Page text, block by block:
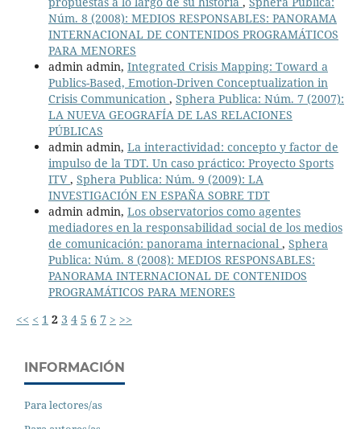
Núm. 8 (2008): MEDIOS RESPONSABLES: PANORAMA
INTERNACIONAL DE CONTENIDOS PROGRAMÁTICOS
PARA MENORES
admin admin, Integrated Crisis Mapping: Toward a
Publics-Based, Emotion-Driven Conceptualization in
Crisis Communication , Sphera Publica: Núm. 7 (2007):
LA NUEVA GEOGRAFÍA DE LAS RELACIONES
PÚBLICAS
admin admin, La interactividad: concepto y factor de
impulso de la TDT. Un caso práctico: Proyecto Sports
ITV, Sphera Publica: Núm. 9 (2009): LA
INVESTIGACIÓN EN ESPAÑA SOBRE TDT
admin admin, Los observatorios como agentes
mediadores en la responsabilidad social de los medios
de comunicación: panorama internacional , Sphera
Publica: Núm. 8 (2008): MEDIOS RESPONSABLES:
PANORAMA INTERNACIONAL DE CONTENIDOS
PROGRAMÁTICOS PARA MENORES
<< < 1 2 3 4 5 6 7 > >>
INFORMACIÓN
Para lectores/as